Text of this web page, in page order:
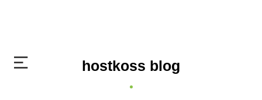
hostkoss blog